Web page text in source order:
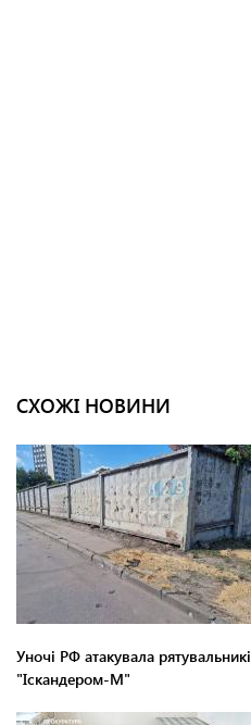
СХОЖІ НОВИНИ
Уночі РФ атакувала
"Іскандером-М"